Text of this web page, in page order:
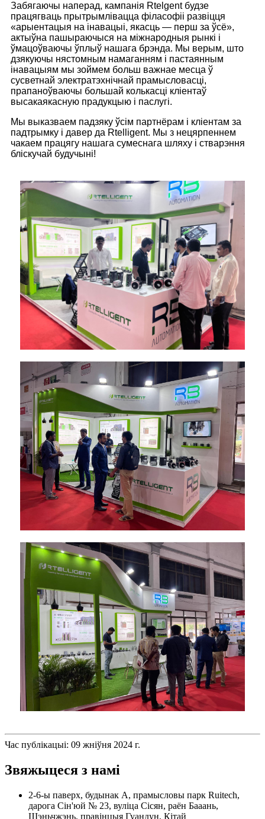
Забягаючы наперад, кампанія Rtelgent будзе
працягваць прытрымлівацца філасофіі развіцця
«арыентацыя на інавацыі, якасць — перш за ўсё»,
актыўна пашыраючыся на міжнародныя рынкі і
ўмацоўваючы ўплыў нашага брэнда. Мы верым, што
дзякуючы нястомным намаганням і пастаянным
інавацыям мы зоймем больш важнае месца ў
сусветнай электратэхнічнай прамысловасці,
прапаноўваючы большай колькасці кліентаў
высакаякасную прадукцыю і паслугі.
Мы выказваем падзяку ўсім партнёрам і кліентам за
падтрымку і давер да Rtelligent. Мы з нецярпеннем
чакаем працягу нашага сумеснага шляху і стварэння
бліскучай будучыні!
Час публікацыі: 09 жніўня 2024 г.
Звяжыцеся з намі
2-6-ы паверх, будынак А, прамысловы парк Ruitech,
дарога Сін'юй № 23, вуліца Сісян, раён Бааань,
Шэньчжэнь, правінцыя Гуандун, Кітай